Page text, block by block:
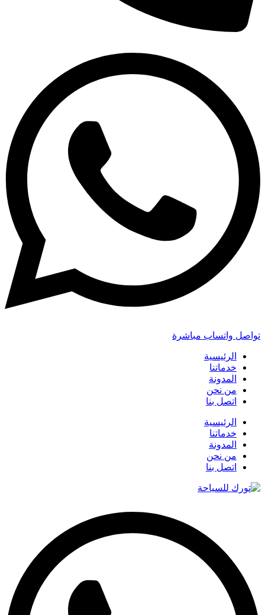
تواصل واتساب مباشرة
الرئيسية
خدماتنا
المدونة
من نحن
اتصل بنا
الرئيسية
خدماتنا
المدونة
من نحن
اتصل بنا